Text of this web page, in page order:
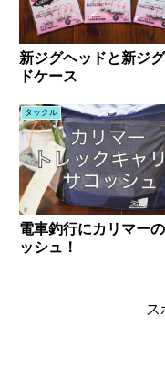
新ジグヘッドと新ジ
ドケース
タックル
電車釣行にカリマー
ッシュ！
ス